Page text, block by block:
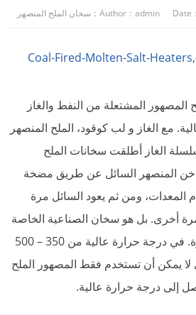
Author：admin Date سخان الملح المنصهر
المصهور المشتعلة من النفط والغاز
مع الغاز و لب كوقود، الملح المنصهر
الغاز أطلقت سخانات الملح
المنصهر السائل عن طريق مضخة
المعدات، ومن ثم يعود السائل مرة
أخرى. بل هو سخان الصناعية الخاصة
تحت تداول السائل مباشرة. في درجة حرارة عالية من 350 – 500
يمكن أن تستخدم فقط المصهور الملح
إلى درجة حرارة عالية.